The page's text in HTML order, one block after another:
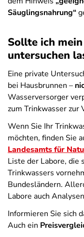
Säuglingsnahrung“
Sollte ich
untersuchen
Eine private
bei Hausbrunnen –
Wasserversorger
zum Trinkwasser zur
Wenn Sie Ihr
möchten, finden Sie
Landesamts für
Liste der Labore, die
Trinkwassers
Bundesländern.
Labore auch
Informieren Sie sich
Auch ein